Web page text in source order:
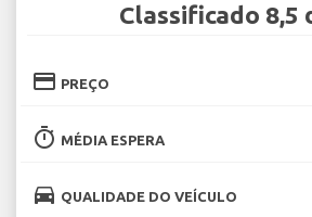
Classificado 8,5
credit_card PREÇO
timer MÉDIA ESPERA
directions_car QUALIDADE DO VEÍCULO